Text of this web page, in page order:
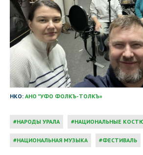
НКО: АНО "УФО ФОЛКЪ-ТОЛКЪ»
НАРОДЫ УРАЛА НАЦИОНАЛЬНЫЕ
НАЦИОНАЛЬНАЯ МУЗЫКА ФЕСТИВАЛЬ